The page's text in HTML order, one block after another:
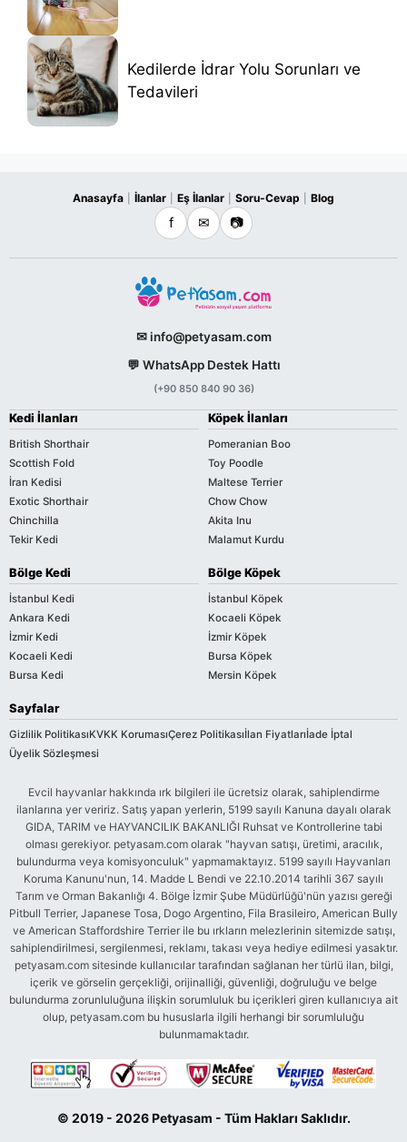
Kedilerde İdrar Yolu Sorunları ve
Tedavileri
Anasayfa İlanlar Eş İlanlar Soru-Cevap Blog
f ✉ 📷
✉ info@petyasam.com
💬 WhatsApp Destek Hattı
(+90 850 840 90 36)
Kedi İlanları
British Shorthair
Scottish Fold
İran Kedisi
Exotic Shorthair
Chinchilla
Tekir Kedi
Köpek İlanları
Pomeranian Boo
Toy Poodle
Maltese Terrier
Chow Chow
Akita Inu
Malamut Kurdu
Bölge Kedi
İstanbul Kedi
Ankara Kedi
İzmir Kedi
Kocaeli Kedi
Bursa Kedi
Bölge Köpek
İstanbul Köpek
Kocaeli Köpek
İzmir Köpek
Bursa Köpek
Mersin Köpek
Sayfalar
Gizlilik PolitikasıKVKK KorumasıÇerez Politikasıİlan Fiyatlarıİade İptal
Üyelik Sözleşmesi
Evcil hayvanlar hakkında ırk bilgileri ile ücretsiz olarak, sahiplendirme
ilanlarına yer veririz. Satış yapan yerlerin, 5199 sayılı Kanuna dayalı olarak
GIDA, TARIM ve HAYVANCILIK BAKANLIĞI Ruhsat ve Kontrollerine tabi
olması gerekiyor. petyasam.com olarak "hayvan satışı, üretimi, aracılık,
bulundurma veya komisyonculuk" yapmamaktayız. 5199 sayılı Hayvanları
Koruma Kanunu'nun, 14. Madde L Bendi ve 22.10.2014 tarihli 367 sayılı
Tarım ve Orman Bakanlığı 4. Bölge İzmir Şube Müdürlüğü'nün yazısı gereği
Pitbull Terrier, Japanese Tosa, Dogo Argentino, Fila Brasileiro, American Bully
ve American Staffordshire Terrier ile bu ırkların melezlerinin sitemizde satışı,
sahiplendirilmesi, sergilenmesi, reklamı, takası veya hediye edilmesi yasaktır.
petyasam.com sitesinde kullanıcılar tarafından sağlanan her türlü ilan, bilgi,
içerik ve görselin gerçekliği, orijinalliği, güvenliği, doğruluğu ve belge
bulundurma zorunluluğuna ilişkin sorumluluk bu içerikleri giren kullanıcıya ait
olup, petyasam.com bu hususlarla ilgili herhangi bir sorumluluğu
bulunmamaktadır.
© 2019 - 2026 Petyasam - Tüm Hakları Saklıdır.